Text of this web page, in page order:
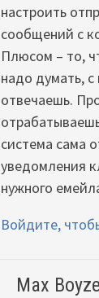
настроить
сообщений с
Плюсом – то,
надо думать,
отвечаешь.
система сама
уведомления
нужного
Войдите,
Max